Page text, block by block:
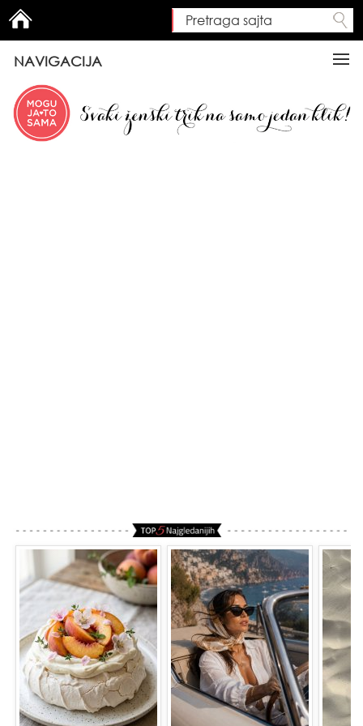
Search form
Pretraga sajta
NAVIGACIJA